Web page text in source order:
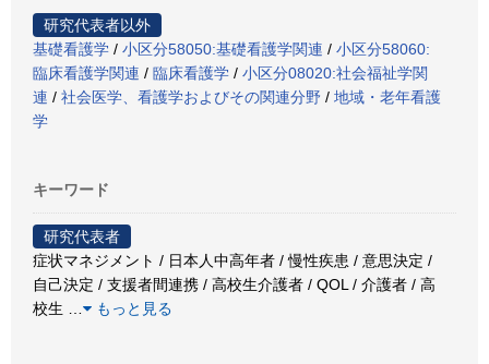
研究代表者以外
基礎看護学 / 小区分58050:基礎看護学関連 / 小区分58060:
臨床看護学関連 / 臨床看護学 / 小区分08020:社会福祉学関
連 / 社会医学、看護学およびその関連分野 / 地域・老年看護
学
キーワード
研究代表者
症状マネジメント / 日本人中高年者 / 慢性疾患 / 意思決定 /
自己決定 / 支援者間連携 / 高校生介護者 / QOL / 介護者 / 高
校生
もっと見る